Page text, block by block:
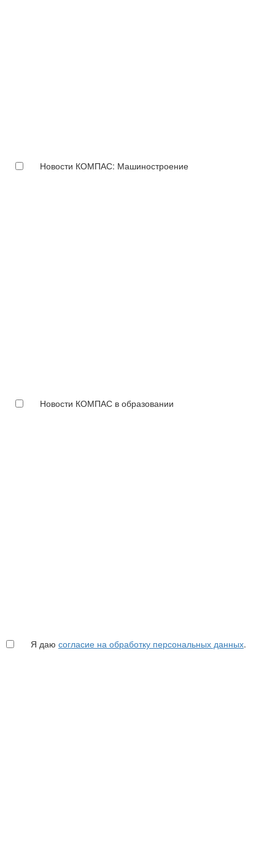
Новости КОМПАС: Машиностроение
Новости КОМПАС в образовании
Я даю согласие на обработку персональных данных.